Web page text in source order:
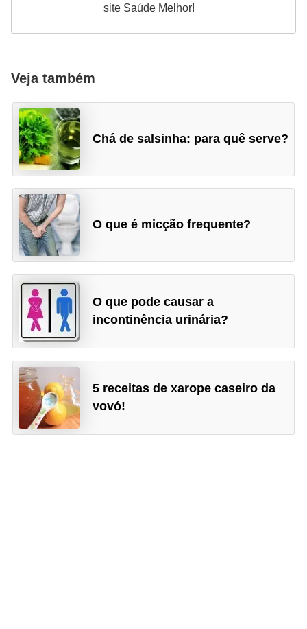
site Saúde Melhor!
Veja também
Chá de salsinha: para quê serve?
O que é micção frequente?
O que pode causar a
incontinência urinária?
5 receitas de xarope caseiro da
vovó!